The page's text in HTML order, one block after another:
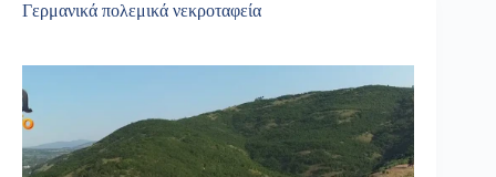
Γερμανικά πολεμικά νεκροταφεία